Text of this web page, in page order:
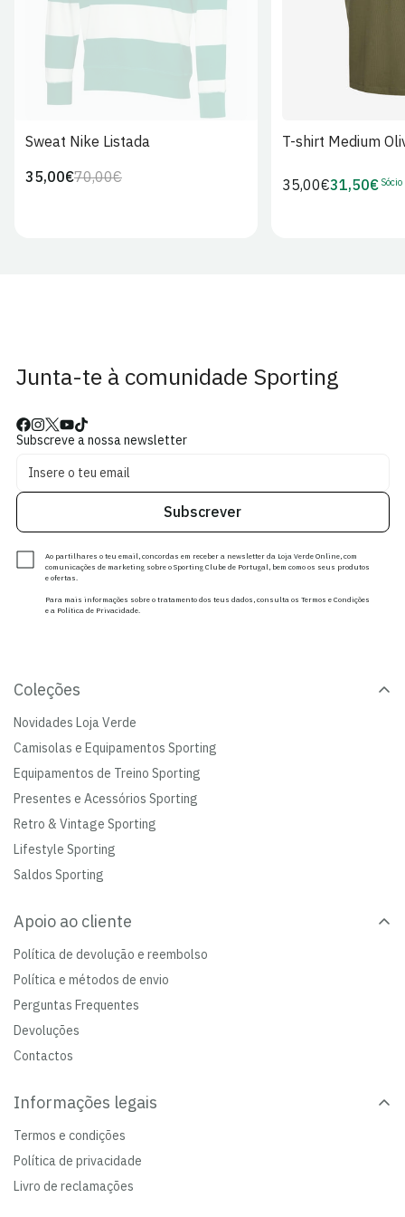
Sweat Nike Listada
Preço
70,00€Preço
35,00€
T-shirt Medium
Preço
35,00€Preço
31,50€ Sócio
Junta-te à comunidade Sporting
Subscreve a nossa newsletter
Subscrever
Ao partilhares o teu email, concordas em receber a newsletter da Loja Verde Online, com
comunicações de marketing sobre o Sporting Clube de Portugal, bem como os seus produtos
e ofertas.
Para mais informações sobre o tratamento dos teus dados, consulta os Termos e Condições
e a Política de Privacidade.
Coleções
Novidades Loja Verde
Camisolas e Equipamentos Sporting
Equipamentos de Treino Sporting
Presentes e Acessórios Sporting
Retro & Vintage Sporting
Lifestyle Sporting
Saldos Sporting
Apoio ao cliente
Política de devolução e reembolso
Política e métodos de envio
Perguntas Frequentes
Devoluções
Contactos
Informações legais
Termos e condições
Política de privacidade
Livro de reclamações